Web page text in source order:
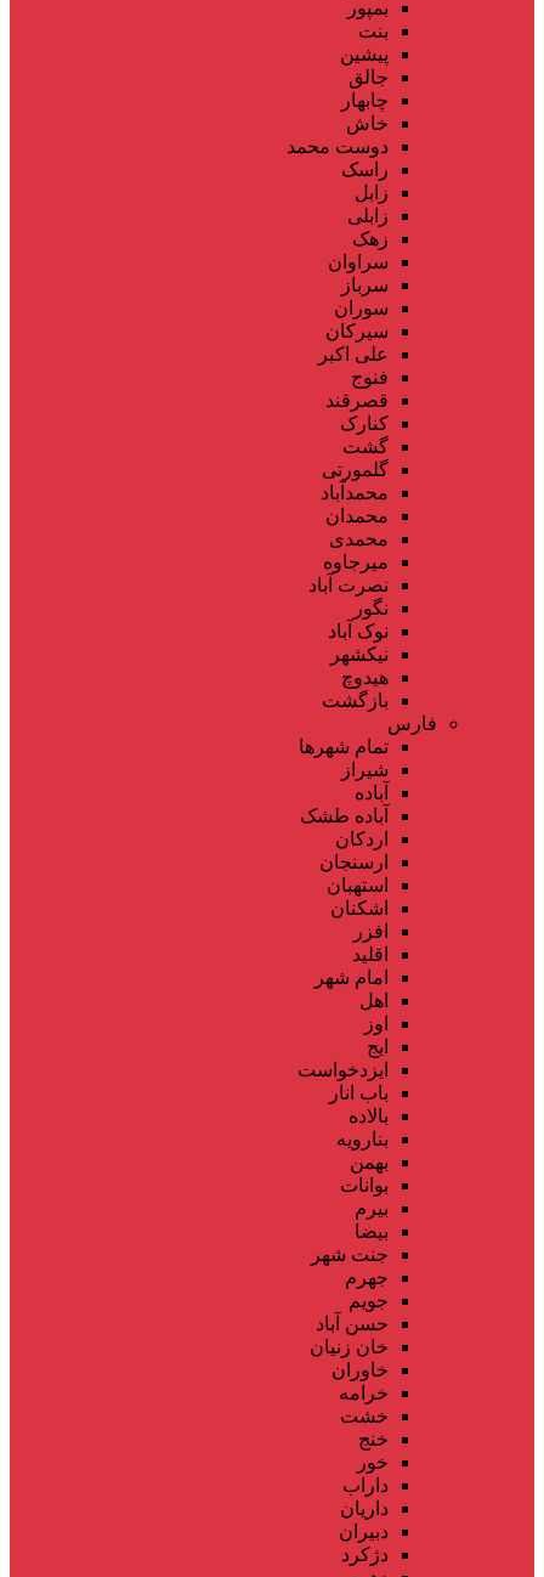
بمپور
بنت
پیشین
جالق
چابهار
خاش
دوست محمد
راسک
زابل
زابلی
زهک
سراوان
سرباز
سوران
سیرکان
علی اکبر
فنوج
قصرقند
کنارک
گشت
گلمورتی
محمدآباد
محمدان
محمدی
میرجاوه
نصرت آباد
نگور
نوک آباد
نیکشهر
هیدوچ
بازگشت
فارس
تمام شهر‌ها
شیراز
آباده
آباده طشک
اردکان
ارسنجان
استهبان
اشکنان
افزر
اقلید
امام شهر
اهل
اوز
ایج
ایزدخواست
باب انار
بالاده
بنارویه
بهمن
بوانات
بیرم
بیضا
جنت شهر
جهرم
جویم
حسن آباد
خان زنیان
خاوران
خرامه
خشت
خنج
خور
داراب
داریان
دبیران
دژکرد